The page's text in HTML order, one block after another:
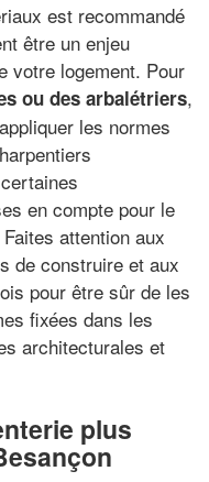
est recommandé
être un enjeu
votre logement. Pour
ou des arbalétriers,
les normes
en compte pour le
attention aux
de construire et aux
pour être sûr de les
fixées dans les
architecturales et
plus